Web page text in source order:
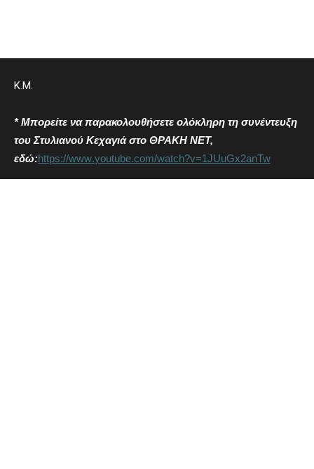
Κ.Μ.
*Mπορείτε να παρακολουθήσετε ολόκληρη τη συνέντευξη
του Στυλιανού Κεχαγιά στο ΘΡΑΚΗ ΝΕΤ,
εδώ:https://www.youtube.com/watch?v=1JUuGx2anTw